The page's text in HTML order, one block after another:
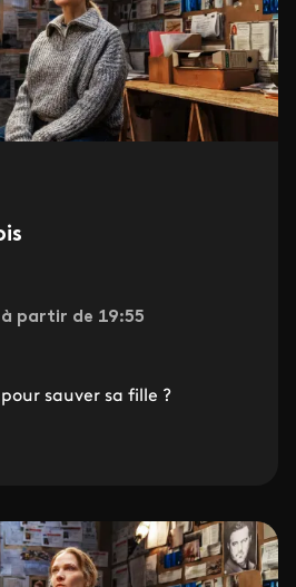
partir de 19:55
sauver sa fille ?